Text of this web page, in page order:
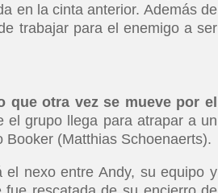
en la cinta anterior. Además de
trabajar para el enemigo a ser
que otra vez se mueve por el
el grupo llega para atrapar a un
(Matthias Schoenaerts).
nexo entre Andy, su equipo y